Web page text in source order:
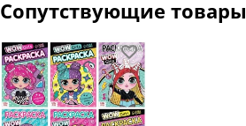
Сопутствующие товары